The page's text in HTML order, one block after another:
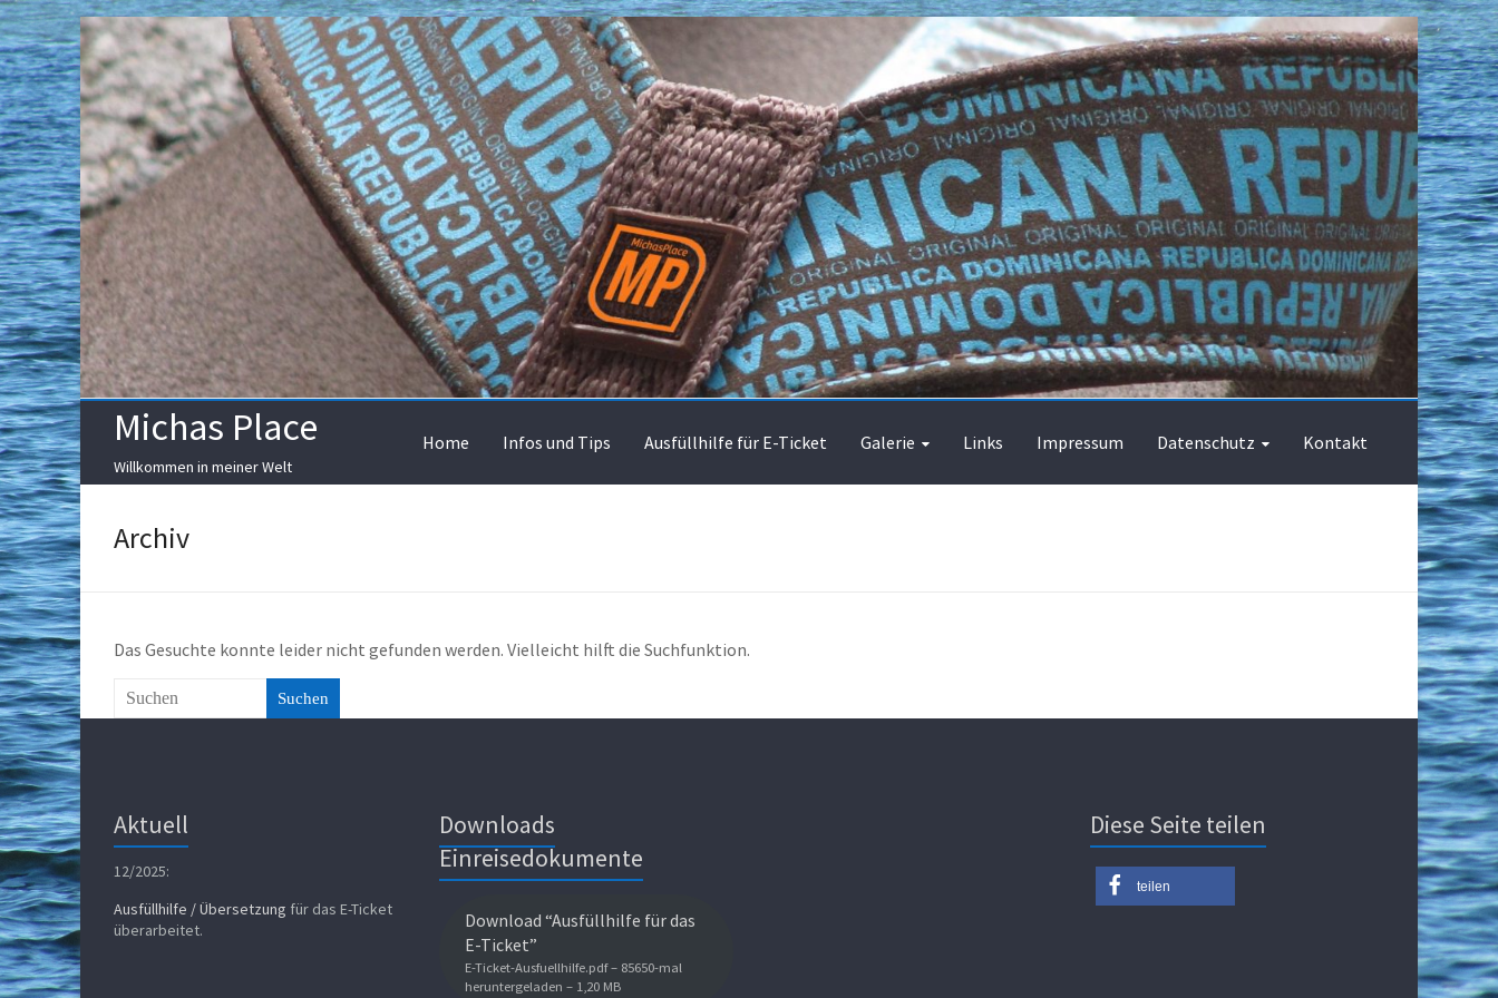
Skip
to
content
Michas Place
Willkommen in meiner Welt
Home Infos und Tips Ausfüllhilfe für E-Ticket Galerie Links Impressum Datenschutz Kontakt
Archiv
Das Gesuchte konnte leider nicht gefunden werden. Vielleicht hilft die Suchfunktion.
Suchen
Aktuell
12/2025:
Ausfüllhilfe / Übersetzung für das E-Ticket
überarbeitet.
Downloads
Einreisedokumente
Download “Ausfüllhilfe für das
E-Ticket”
E-Ticket-Ausfuellhilfe.pdf – 85650-mal
heruntergeladen – 1,20 MB
Diese Seite teilen
teilen